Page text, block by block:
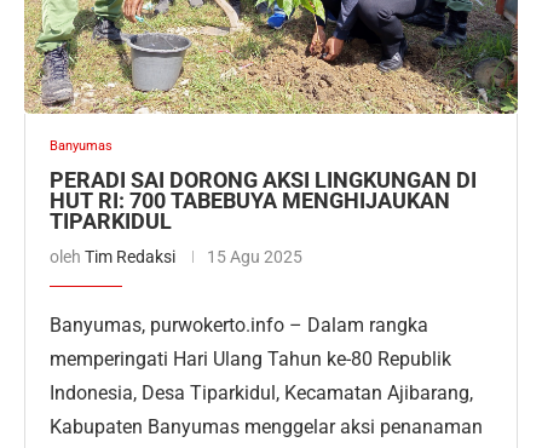
Banyumas
PERADI SAI DORONG AKSI LINGKUNGAN DI
HUT RI: 700 TABEBUYA MENGHIJAUKAN
TIPARKIDUL
oleh Tim Redaksi 15 Agu 2025
Banyumas, purwokerto.info – Dalam rangka
memperingati Hari Ulang Tahun ke-80 Republik
Indonesia, Desa Tiparkidul, Kecamatan Ajibarang,
Kabupaten Banyumas menggelar aksi penanaman